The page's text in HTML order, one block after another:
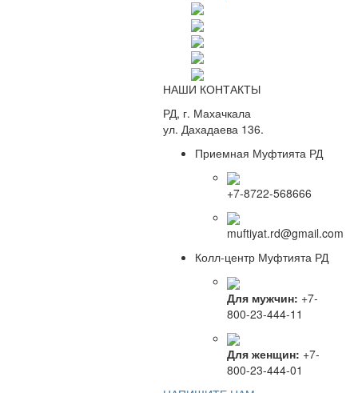
НАШИ КОНТАКТЫ
РД, г. Махачкала
ул. Дахадаева 136.
Приемная Муфтията РД
+7-8722-568666
muftiyat.rd@gmail.com
Колл-центр Муфтията РД
Для мужчин: +7-
800-23-444-11
Для женщин: +7-
800-23-444-01